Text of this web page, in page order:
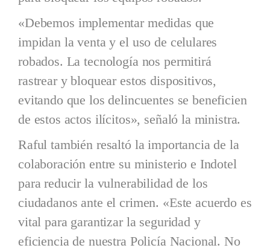
«Debemos implementar medidas que
impidan la venta y el uso de celulares
robados. La tecnología nos permitirá
rastrear y bloquear estos dispositivos,
evitando que los delincuentes se beneficien
de estos actos ilícitos», señaló la ministra.
Raful también resaltó la importancia de la
colaboración entre su ministerio e Indotel
para reducir la vulnerabilidad de los
ciudadanos ante el crimen. «Este acuerdo es
vital para garantizar la seguridad y
eficiencia de nuestra Policía Nacional. No